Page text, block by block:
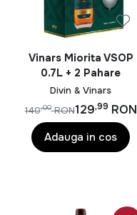
Vinars Miorita VSOP
0.7L + 2 Pahare
Divin & Vinars
129,99 RON
140,00 RON
Adauga in cos